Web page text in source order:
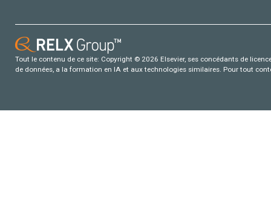
Tout le contenu de ce site: Copyright © 2026 Elsevier, ses concédants de
de données, a la formation en IA et aux technologies similaires. Pour tout